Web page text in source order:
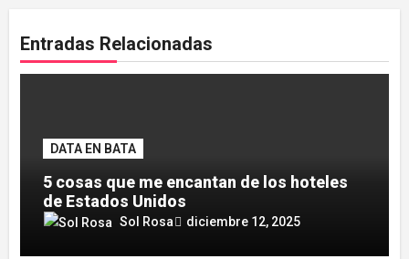
Entradas Relacionadas
DATA EN BATA
5 cosas que me encantan de los hoteles
de Estados Unidos
Sol Rosa diciembre 12, 2025